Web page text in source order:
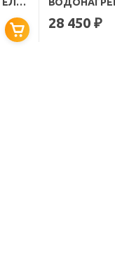
PRAKTIK 50 V
28 450 ₽